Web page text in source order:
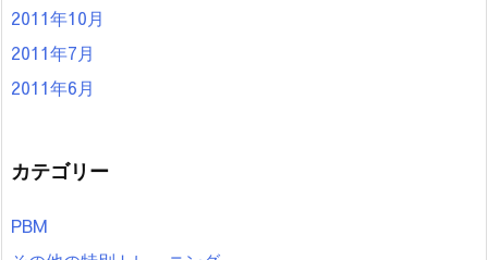
2011年10月
2011年7月
2011年6月
カテゴリー
PBM